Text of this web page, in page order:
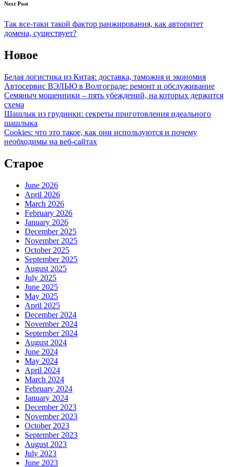
Next Post
Так все-таки такой фактор ранжирования, как авторитет
домена, существует?
Новое
Белая логистика из Китая: доставка, таможня и экономия
Автосервис ВЭЛЬЮ в Волгограде: ремонт и обслуживание
Семяныч мошенники – пять убеждений, на которых держится
схема
Шашлык из грудинки: секреты приготовления идеального
шашлыка
Cookies: что это такое, как они используются и почему
необходимы на веб-сайтах
Старое
June 2026
April 2026
March 2026
February 2026
January 2026
December 2025
November 2025
October 2025
September 2025
August 2025
July 2025
June 2025
May 2025
April 2025
December 2024
November 2024
September 2024
August 2024
June 2024
May 2024
April 2024
March 2024
February 2024
January 2024
December 2023
November 2023
October 2023
September 2023
August 2023
July 2023
June 2023